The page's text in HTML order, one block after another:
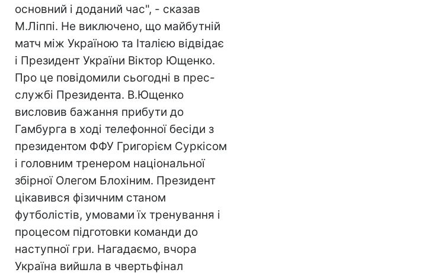
основний і доданий час", - сказав
М.Ліппі. Не виключено, що майбутній
матч між Україною та Італією відвідає
і Президент України Віктор Ющенко.
Про це повідомили сьогодні в прес-
службі Президента. В.Ющенко
висловив бажання прибути до
Гамбурга в ході телефонної бесіди з
президентом ФФУ Григорієм Суркісом
і головним тренером національної
збірної Олегом Блохіним. Президент
цікавився фізичним станом
футболістів, умовами їх тренування і
процесом підготовки команди до
наступної гри. Нагадаємо, вчора
Україна вийшла в чвертьфінал